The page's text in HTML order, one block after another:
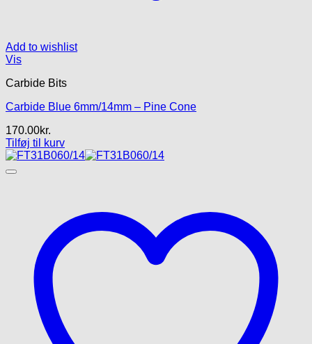
Add to wishlist
Vis
Carbide Bits
Carbide Blue 6mm/14mm – Pine Cone
170.00kr.
Tilføj til kurv